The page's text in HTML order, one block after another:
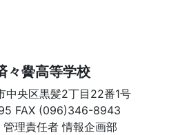
々黌高等学校
央区黒髪2丁目22番1号
FAX (096)346-8943
理責任者 情報企画部